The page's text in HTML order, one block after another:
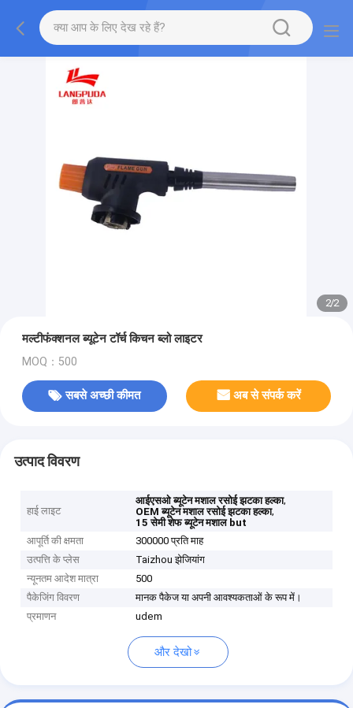
2/2
मल्टीफंक्शनल ब्यूटेन टॉर्च किचन ब्लो लाइटर
MOQ：500
सबसे अच्छी कीमत अब से संपर्क करें
उत्पाद विवरण
हाई लाइट
आईएसओ ब्यूटेन मशाल रसोई झटका हल्का,
OEM ब्यूटेन मशाल रसोई झटका हल्का,
15 सेमी शेफ ब्यूटेन मशाल but
आपूर्ति की क्षमता
300000 प्रति माह
उत्पत्ति के प्लेस
Taizhou झेजियांग
न्यूनतम आदेश मात्रा
500
पैकेजिंग विवरण
मानक पैकेज या अपनी आवश्यकताओं के रूप में।
प्रमाणन
udem
और देखो